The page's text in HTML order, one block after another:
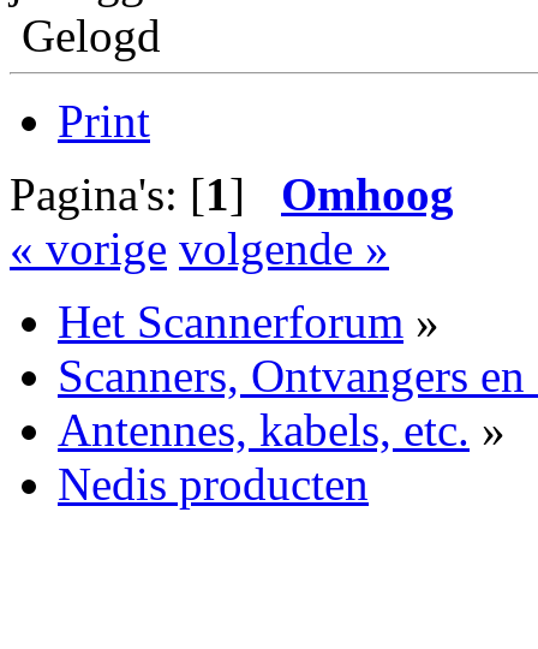
Gelogd
Print
Pagina's: [1] Omhoog
« vorige volgende »
Het Scannerforum »
Scanners, Ontvangers
Antennes, kabels, etc. »
Nedis producten